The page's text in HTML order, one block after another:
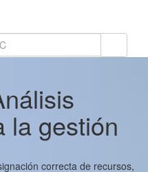
la gestión
correcta de recursos,